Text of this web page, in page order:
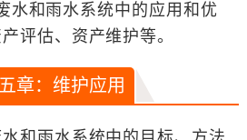
水和雨水系统中的应用和优
评估、资产维护等。
章：维护应用